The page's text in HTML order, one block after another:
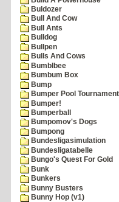
Buldozer
Bull And Cow
Bull Ants
Bulldog
Bullpen
Bulls And Cows
Bumblbee
Bumbum Box
Bump
Bumper Pool Tournament
Bumper!
Bumperball
Bumpomov's Dogs
Bumpong
Bundesligasimulation
Bundesligatabelle
Bungo's Quest For Gold
Bunk
Bunkers
Bunny Busters
Bunny Hop (v1)